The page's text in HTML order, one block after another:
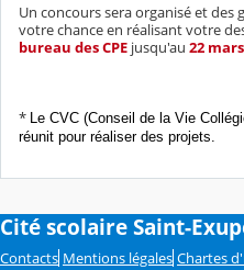
Un concours sera organisé et des
votre chance en réalisant votre
bureau des CPE jusqu'au 22 mars
* Le CVC (Conseil de la Vie
réunit pour réaliser des projets.
Cité scolaire Saint-
Contacts Mentions légales Chartes